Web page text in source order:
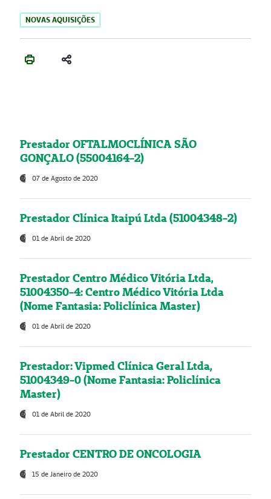
NOVAS AQUISIÇÕES
Prestador OFTALMOCLÍNICA SÃO
GONÇALO (55004164-2)
07 de Agosto de 2020
Prestador Clínica Itaipú Ltda (51004348-2)
01 de Abril de 2020
Prestador Centro Médico Vitória Ltda,
51004350-4: Centro Médico Vitória Ltda
(Nome Fantasia: Policlínica Master)
01 de Abril de 2020
Prestador: Vipmed Clínica Geral Ltda,
51004349-0 (Nome Fantasia: Policlínica
Master)
01 de Abril de 2020
Prestador CENTRO DE ONCOLOGIA
15 de Janeiro de 2020